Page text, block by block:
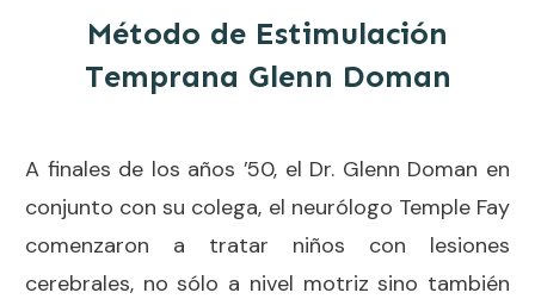
Método de Estimulación
Temprana Glenn Doman
A finales de los años ’50, el Dr. Glenn Doman en
conjunto con su colega, el neurólogo Temple Fay
comenzaron a tratar niños con lesiones
cerebrales, no sólo a nivel motriz sino también